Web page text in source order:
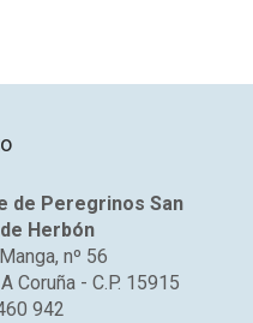
de Peregrinos San
Herbón
nº 56
Coruña - C.P. 15915
942